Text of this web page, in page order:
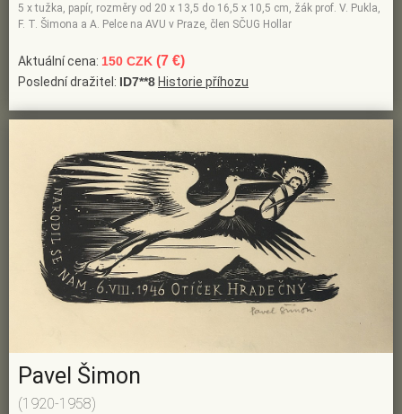
5 x tužka, papír, rozměry od 20 x 13,5 do 16,5 x 10,5 cm, žák prof. V. Pukla,
F. T. Šimona a A. Pelce na AVU v Praze, člen SČUG Hollar
Aktuální cena: 150 CZK (7 €)
Poslední dražitel: ID7**8 Historie příhozu
Pavel Šimon
(1920-1958)